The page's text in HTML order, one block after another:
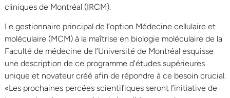
cliniques de Montréal (IRCM).
Le gestionnaire principal de l’option Médecine cellulaire et
moléculaire (MCM) à la maîtrise en biologie moléculaire de la
Faculté de médecine de l’Université de Montréal esquisse
une description de ce programme d’études supérieures
unique et novateur créé afin de répondre à ce besoin crucial.
«Les prochaines percées scientifiques seront l’initiative de